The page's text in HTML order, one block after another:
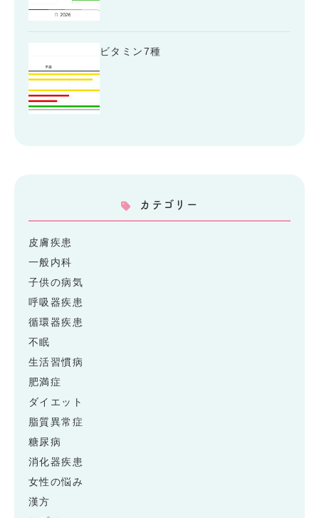
ビタミン7種
カテゴリー
皮膚疾患
一般内科
子供の病気
呼吸器疾患
循環器疾患
不眠
生活習慣病
肥満症
ダイエット
脂質異常症
糖尿病
消化器疾患
女性の悩み
漢方